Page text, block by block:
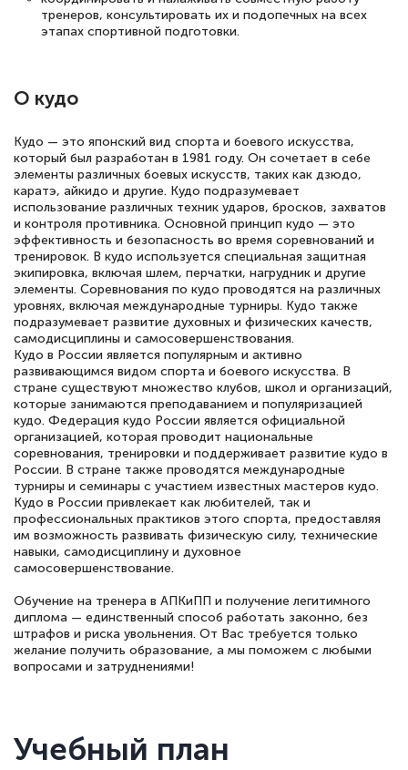
тренеров, консультировать их и подопечных на всех
этапах спортивной подготовки.
О кудо
Кудо — это японский вид спорта и боевого искусства,
который был разработан в 1981 году. Он сочетает в себе
элементы различных боевых искусств, таких как дзюдо,
каратэ, айкидо и другие. Кудо подразумевает
использование различных техник ударов, бросков, захватов
и контроля противника. Основной принцип кудо — это
эффективность и безопасность во время соревнований и
тренировок. В кудо используется специальная защитная
экипировка, включая шлем, перчатки, нагрудник и другие
элементы. Соревнования по кудо проводятся на различных
уровнях, включая международные турниры. Кудо также
подразумевает развитие духовных и физических качеств,
самодисциплины и самосовершенствования.
Кудо в России является популярным и активно
развивающимся видом спорта и боевого искусства. В
стране существуют множество клубов, школ и организаций,
которые занимаются преподаванием и популяризацией
кудо. Федерация кудо России является официальной
организацией, которая проводит национальные
соревнования, тренировки и поддерживает развитие кудо в
России. В стране также проводятся международные
турниры и семинары с участием известных мастеров кудо.
Кудо в России привлекает как любителей, так и
профессиональных практиков этого спорта, предоставляя
им возможность развивать физическую силу, технические
навыки, самодисциплину и духовное
самосовершенствование.
Обучение на тренера в АПКиПП и получение легитимного
диплома — единственный способ работать законно, без
штрафов и риска увольнения. От Вас требуется только
желание получить образование, а мы поможем с любыми
вопросами и затруднениями!
Учебный план